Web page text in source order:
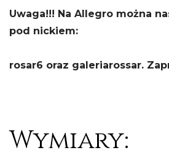
Uwaga!!! Na Allegro można
pod nickiem:
rosar6 oraz galeriarossar.
Wymiary: